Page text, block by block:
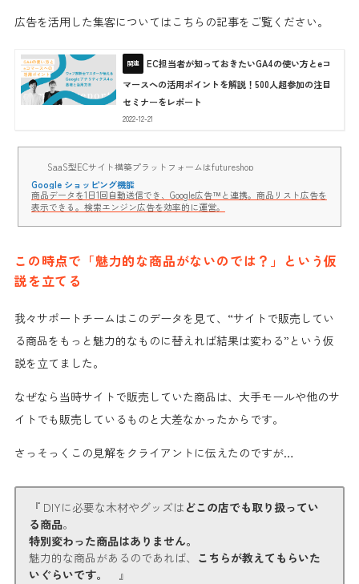
広告を活用した集客についてはこちらの記事をご覧ください。
EC担当者が知っておきたいGA4の使い方とeコ
マースへの活用ポイントを解説！500人超参加の注目
セミナーをレポート
2022-12-21
SaaS型ECサイト構築プラットフォームはfutureshop
Google ショッピング機能
商品データを1日1回自動送信でき、Google広告™と連携。商品リスト広告を
表示できる。検索エンジン広告を効率的に運営。
この時点で「魅力的な商品がないのでは？」という仮
説を立てる
我々サポートチームはこのデータを見て、“サイトで販売してい
る商品をもっと魅力的なものに替えれば結果は変わる”という 仮
説を立てました。
なぜなら当時サイトで販売していた商品は、大手モールや他のサ
イトでも販売しているものと 大差なかったから です。
さっそっくこの見解をクライアントに伝えたのですが…
『 DIYに必要な木材やグッズは どこの店でも取り扱ってい
る商品。
特別変わった商品はありません。
魅力的な商品があるのであれば、 こちらが教えてもらいた
いぐらいです。
』